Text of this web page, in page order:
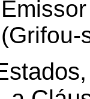
(Grifou-